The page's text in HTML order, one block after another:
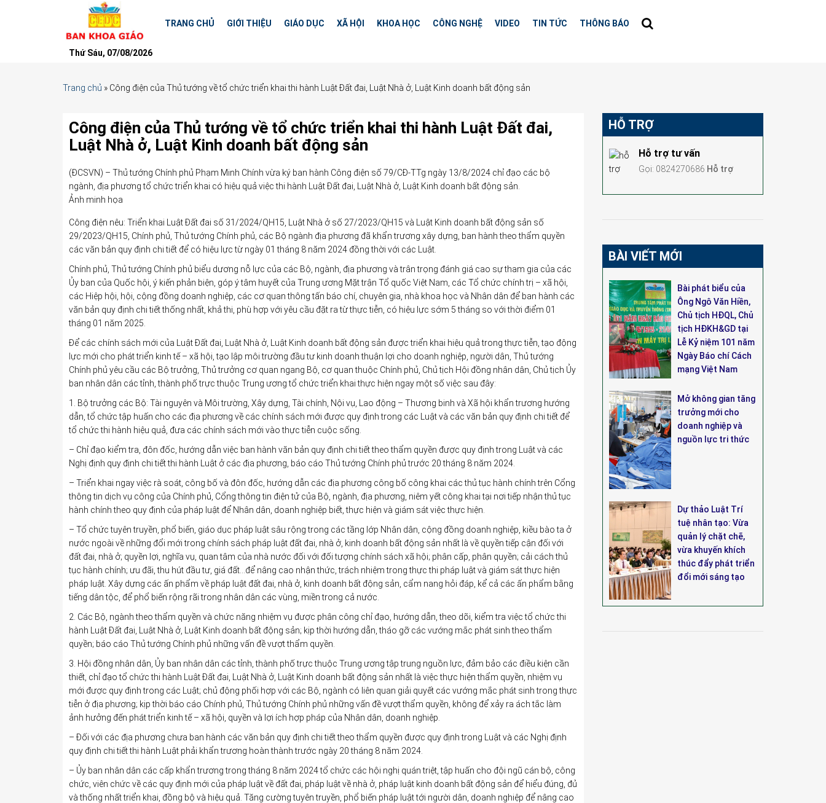
TRANG CHỦ GIỚI THIỆU GIÁO DỤC XÃ HỘI KHOA HỌC CÔNG NGHỆ VIDEO TIN TỨC THÔNG BÁO
Thứ Sáu, 07/08/2026
Trang chủ » Công điện của Thủ tướng về tổ chức triển khai thi hành Luật Đất đai, Luật Nhà ở, Luật Kinh doanh bất động sản
Công điện của Thủ tướng về tổ chức triển khai thi hành Luật Đất đai,
Luật Nhà ở, Luật Kinh doanh bất động sản
(ĐCSVN) – Thủ tướng Chính phủ Phạm Minh Chính vừa ký ban hành Công điện số 79/CĐ-TTg ngày 13/8/2024 chỉ đạo các bộ
ngành, địa phương tổ chức triển khai có hiệu quả việc thi hành Luật Đất đai, Luật Nhà ở, Luật Kinh doanh bất động sản.
Ảnh minh họa
Công điện nêu: Triển khai Luật Đất đai số 31/2024/QH15, Luật Nhà ở số 27/2023/QH15 và Luật Kinh doanh bất động sản số
29/2023/QH15, Chính phủ, Thủ tướng Chính phủ, các Bộ ngành địa phương đã khẩn trương xây dựng, ban hành theo thẩm quyền
các văn bản quy định chi tiết để có hiệu lực từ ngày 01 tháng 8 năm 2024 đồng thời với các Luật.
Chính phủ, Thủ tướng Chính phủ biểu dương nỗ lực của các Bộ, ngành, địa phương và trân trọng đánh giá cao sự tham gia của các
Ủy ban của Quốc hội, ý kiến phản biện, góp ý tâm huyết của Trung ương Mặt trận Tổ quốc Việt Nam, các Tổ chức chính trị – xã hội,
các Hiệp hội, hội, cộng đồng doanh nghiệp, các cơ quan thông tấn báo chí, chuyên gia, nhà khoa học và Nhân dân để ban hành các
văn bản quy định chi tiết thống nhất, khả thi, phù hợp với yêu cầu đặt ra từ thực tiễn, có hiệu lực sớm 5 tháng so với thời điểm 01
tháng 01 năm 2025.
Để các chính sách mới của Luật Đất đai, Luật Nhà ở, Luật Kinh doanh bất động sản được triển khai hiệu quả trong thực tiễn, tạo động
lực mới cho phát triển kinh tế – xã hội, tạo lập môi trường đầu tư kinh doanh thuận lợi cho doanh nghiệp, người dân, Thủ tướng
Chính phủ yêu cầu các Bộ trưởng, Thủ trưởng cơ quan ngang Bộ, cơ quan thuộc Chính phủ, Chủ tịch Hội đồng nhân dân, Chủ tịch Ủy
ban nhân dân các tỉnh, thành phố trực thuộc Trung ương tổ chức triển khai thực hiện ngay một số việc sau đây:
1. Bộ trưởng các Bộ: Tài nguyên và Môi trường, Xây dựng, Tài chính, Nội vụ, Lao động – Thương binh và Xã hội khẩn trương hướng
dẫn, tổ chức tập huấn cho các địa phương về các chính sách mới được quy định trong các Luật và các văn bản quy định chi tiết để
tổ chức thi hành hiệu quả, đưa các chính sách mới vào thực tiễn cuộc sống.
– Chỉ đạo kiểm tra, đôn đốc, hướng dẫn việc ban hành văn bản quy định chi tiết theo thẩm quyền được quy định trong Luật và các
Nghị định quy định chi tiết thi hành Luật ở các địa phương, báo cáo Thủ tướng Chính phủ trước 20 tháng 8 năm 2024.
– Triển khai ngay việc rà soát, công bố và đôn đốc, hướng dẫn các địa phương công bố công khai các thủ tục hành chính trên Cổng
thông tin dịch vụ công của Chính phủ, Cổng thông tin điện tử của Bộ, ngành, địa phương, niêm yết công khai tại nơi tiếp nhận thủ tục
hành chính theo quy định của pháp luật để Nhân dân, doanh nghiệp biết, thực hiện và giám sát việc thực hiện.
– Tổ chức tuyên truyền, phổ biến, giáo dục pháp luật sâu rộng trong các tầng lớp Nhân dân, cộng đồng doanh nghiệp, kiều bào ta ở
nước ngoài về những đổi mới trong chính sách pháp luật đất đai, nhà ở, kinh doanh bất động sản nhất là về quyền tiếp cận đối với
đất đai, nhà ở; quyền lợi, nghĩa vụ, quan tâm của nhà nước đối với đối tượng chính sách xã hội; phân cấp, phân quyền; cải cách thủ
tục hành chính; ưu đãi, thu hút đầu tư, giá đất…để nâng cao nhận thức, trách nhiệm trong thực thi pháp luật và giám sát thực hiện
pháp luật. Xây dựng các ấn phẩm về pháp luật đất đai, nhà ở, kinh doanh bất động sản, cẩm nang hỏi đáp, kể cả các ấn phẩm bằng
tiếng dân tộc, để phổ biến rộng rãi trong nhân dân các vùng, miền trong cả nước.
2. Các Bộ, ngành theo thẩm quyền và chức năng nhiệm vụ được phân công chỉ đạo, hướng dẫn, theo dõi, kiểm tra việc tổ chức thi
hành Luật Đất đai, Luật Nhà ở, Luật Kinh doanh bất động sản; kịp thời hướng dẫn, tháo gỡ các vướng mắc phát sinh theo thẩm
quyền; báo cáo Thủ tướng Chính phủ những vấn đề vượt thẩm quyền.
3. Hội đồng nhân dân, Ủy ban nhân dân các tỉnh, thành phố trực thuộc Trung ương tập trung nguồn lực, đảm bảo các điều kiện cần
thiết, chỉ đạo tổ chức thi hành Luật Đất đai, Luật Nhà ở, Luật Kinh doanh bất động sản nhất là việc thực hiện thẩm quyền, nhiệm vụ
mới được quy định trong các Luật; chủ động phối hợp với các Bộ, ngành có liên quan giải quyết các vướng mắc phát sinh trong thực
tiễn ở địa phương; kịp thời báo cáo Chính phủ, Thủ tướng Chính phủ những vấn đề vượt thẩm quyền, không để xảy ra ách tắc làm
ảnh hưởng đến phát triển kinh tế – xã hội, quyền và lợi ích hợp pháp của Nhân dân, doanh nghiệp.
– Đối với các địa phương chưa ban hành các văn bản quy định chi tiết theo thẩm quyền được quy định trong Luật và các Nghị định
quy định chi tiết thi hành Luật phải khẩn trương hoàn thành trước ngày 20 tháng 8 năm 2024.
– Ủy ban nhân dân các cấp khẩn trương trong tháng 8 năm 2024 tổ chức các hội nghị quán triệt, tập huấn cho đội ngũ cán bộ, công
chức, viên chức về các quy định mới của pháp luật về đất đai, pháp luật về nhà ở, pháp luật kinh doanh bất động sản để hiểu đúng, đủ
và thống nhất triển khai, đồng bộ và hiệu quả. Tăng cường tuyên truyền, phổ biến pháp luật tới người dân, doanh nghiệp để nâng cao
HỖ TRỢ
Hỗ trợ tư vấn
Gọi: 0824270686 Hỗ trợ
BÀI VIẾT MỚI
Bài phát biểu của
Ông Ngô Văn Hiền,
Chủ tịch HĐQL, Chủ
tịch HĐKH&GD tại
Lễ Kỷ niệm 101 năm
Ngày Báo chí Cách
mạng Việt Nam
Mở không gian tăng
trưởng mới cho
doanh nghiệp và
nguồn lực tri thức
Dự thảo Luật Trí
tuệ nhân tạo: Vừa
quản lý chặt chẽ,
vừa khuyến khích
thúc đẩy phát triển
đổi mới sáng tạo